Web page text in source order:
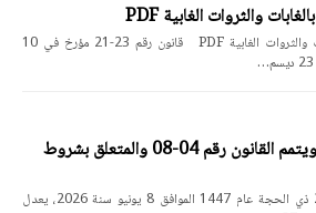
قانون رقم 23-21 يتعلق بالغابات والثروات الغابية PDF قانون رقم 23-21 مؤرخ في 10
قانون رقم 26-12 يعدل ويتمم القانون رقم 04-08 والمتعلق بشروط
قانون رقم 26-12 مؤرخ في 22 ذي الحجة عام 1447 الموافق 8 يونيو سنة 2026، يعدل